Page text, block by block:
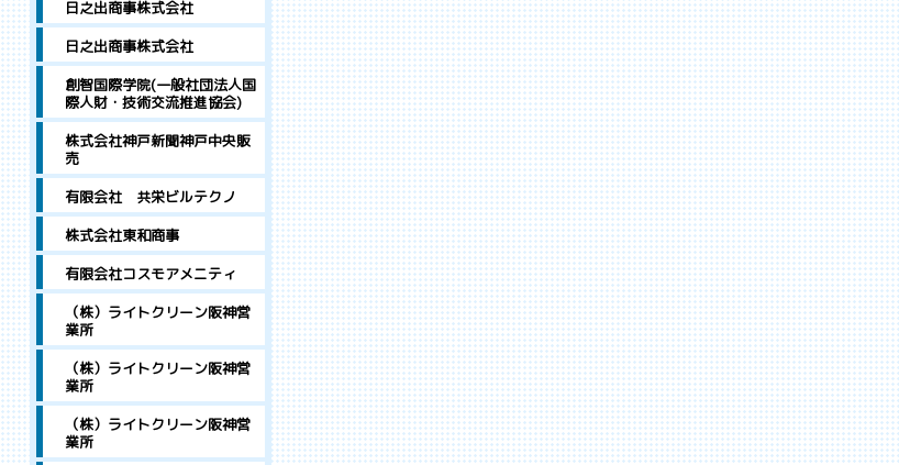
日之出商事株式会社
日之出商事株式会社
創智国際学院(一般社団法人国
際人財・技術交流推進協会)
株式会社神戸新聞神戸中央販
売
有限会社 共栄ビルテクノ
株式会社東和商事
有限会社コスモアメニティ
（株）ライトクリーン阪神営
業所
（株）ライトクリーン阪神営
業所
（株）ライトクリーン阪神営
業所